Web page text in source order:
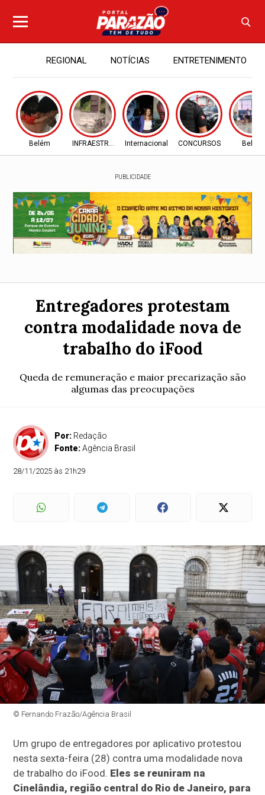
REGIONAL NOTÍCIAS ENTRETENIMENTO
Belém INFRAESTRUTURAInternacional CONCURSOS Belém
PUBLICIDADE
Entregadores protestam
contra modalidade nova de
trabalho do iFood
Queda de remuneração e maior precarização são
algumas das preocupações
Por: Redação
Fonte:Agência Brasil
28/11/2025 às 21h29
© Fernando Frazão/Agência Brasil
Um grupo de entregadores por aplicativo protestou
nesta sexta-feira (28) contra uma modalidade nova
de trabalho do iFood. Eles se reuniram na
Cinelândia, região central do Rio de Janeiro, para